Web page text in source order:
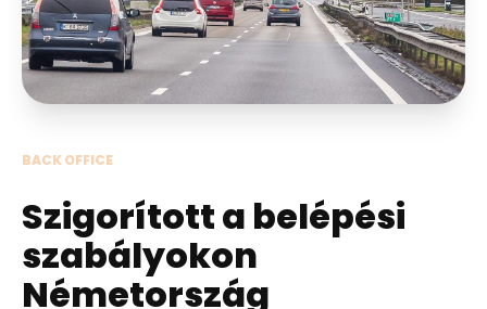
BACK OFFICE
Szigorított a belépési
szabályokon
Németország